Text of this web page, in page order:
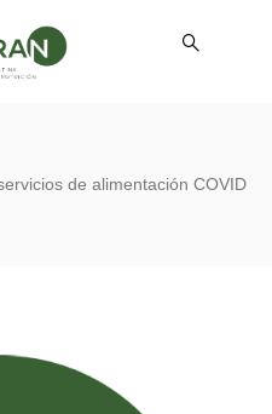
de alimentación COVID